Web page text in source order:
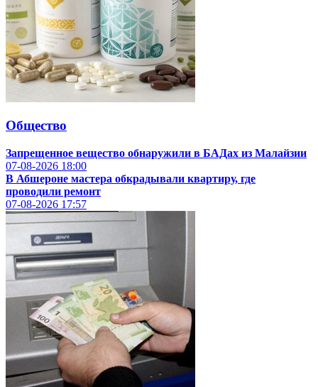
Общество
Запрещенное вещество обнаружили в БАДах из Малайзии
07-08-2026 18:00
В Абшероне мастера обкрадывали квартиру, где
проводили ремонт
07-08-2026 17:57